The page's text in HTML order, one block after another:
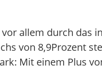
allem durch das
von 8,9Prozent
Mit einem Plus